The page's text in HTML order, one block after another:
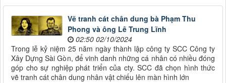
Vẽ tranh cát chân dung bà Phạm Thu
Phong và ông Lê Trung Lĩnh
02:50 02/10/2024
Trong lễ kỷ niệm 25 năm ngày thành lập công ty SCC Công ty
Xây Dựng Sài Gòn, để vinh danh những cá nhân có nhiều đóng
góp cho sự nghiệp phát triển của cty. SCC đã chọn hình thức
vẽ tranh cát chân dung nhân vật chiếu lên màn hình lớn